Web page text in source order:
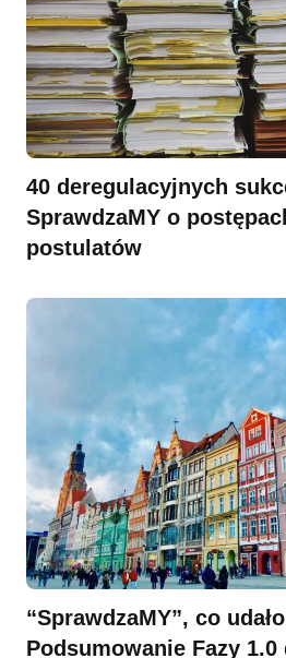
40 deregulacyjnych
SprawdzaMY o
postulatów
“SprawdzaMY”, co
Podsumowanie Fazy